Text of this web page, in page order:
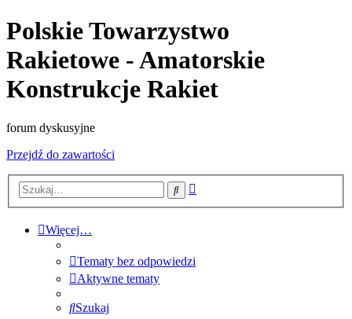
Polskie Towarzystwo
Rakietowe - Amatorskie
Konstrukcje Rakiet
forum dyskusyjne
Przejdź do zawartości
Szukaj
Więcej…
Tematy bez odpowiedzi
Aktywne tematy
Szukaj